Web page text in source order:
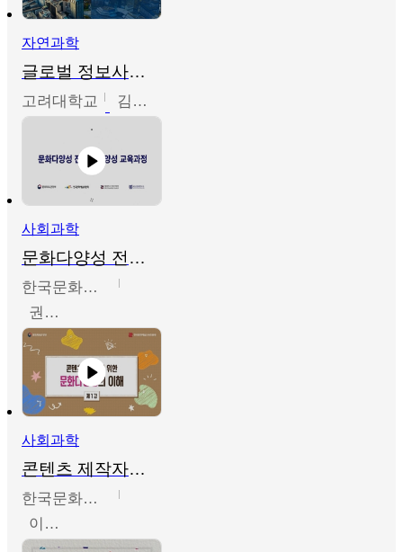
자연과학
글로벌 정보사회와 통계의 창의적 기능
고려대학교 김희영
사회과학
문화다양성 전문인력 양성 기본과정 - 문화다양성의 이해
한국문화예술교육진흥원
권숙인 외 8명
사회과학
콘텐츠 제작자를 위한 문화다양성의 이해
한국문화예술교육진흥원
이성민